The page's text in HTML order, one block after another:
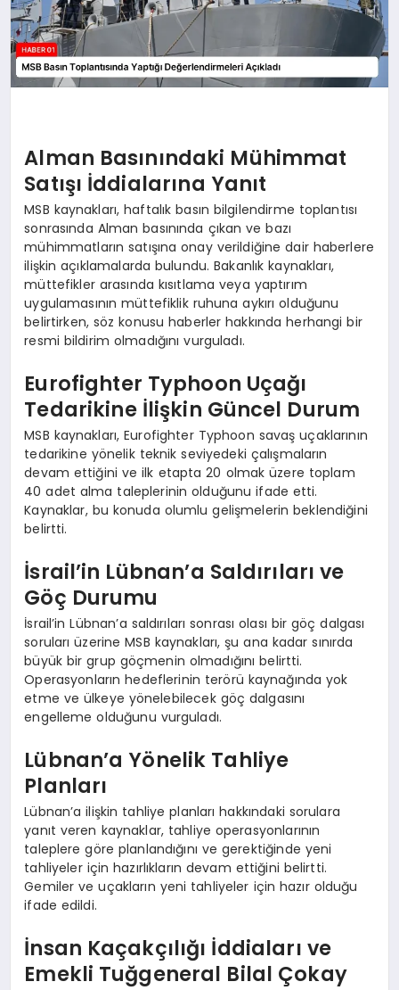
Alman Basınındaki Mühimmat
Satışı İddialarına Yanıt
MSB kaynakları, haftalık basın bilgilendirme toplantısı
sonrasında Alman basınında çıkan ve bazı
mühimmatların satışına onay verildiğine dair haberlere
ilişkin açıklamalarda bulundu. Bakanlık kaynakları,
müttefikler arasında kısıtlama veya yaptırım
uygulamasının müttefiklik ruhuna aykırı olduğunu
belirtirken, söz konusu haberler hakkında herhangi bir
resmi bildirim olmadığını vurguladı.
Eurofighter Typhoon Uçağı
Tedarikine İlişkin Güncel Durum
MSB kaynakları, Eurofighter Typhoon savaş uçaklarının
tedarikine yönelik teknik seviyedeki çalışmaların
devam ettiğini ve ilk etapta 20 olmak üzere toplam
40 adet alma taleplerinin olduğunu ifade etti.
Kaynaklar, bu konuda olumlu gelişmelerin beklendiğini
belirtti.
İsrail’in Lübnan’a Saldırıları ve
Göç Durumu
İsrail’in Lübnan’a saldırıları sonrası olası bir göç dalgası
soruları üzerine MSB kaynakları, şu ana kadar sınırda
büyük bir grup göçmenin olmadığını belirtti.
Operasyonların hedeflerinin terörü kaynağında yok
etme ve ülkeye yönelebilecek göç dalgasını
engelleme olduğunu vurguladı.
Lübnan’a Yönelik Tahliye
Planları
Lübnan’a ilişkin tahliye planları hakkındaki sorulara
yanıt veren kaynaklar, tahliye operasyonlarının
taleplere göre planlandığını ve gerektiğinde yeni
tahliyeler için hazırlıkların devam ettiğini belirtti.
Gemiler ve uçakların yeni tahliyeler için hazır olduğu
ifade edildi.
İnsan Kaçakçılığı İddiaları ve
Emekli Tuğgeneral Bilal Çokay